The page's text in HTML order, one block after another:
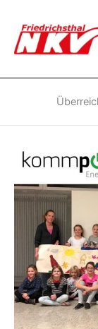
Inhalt
springen